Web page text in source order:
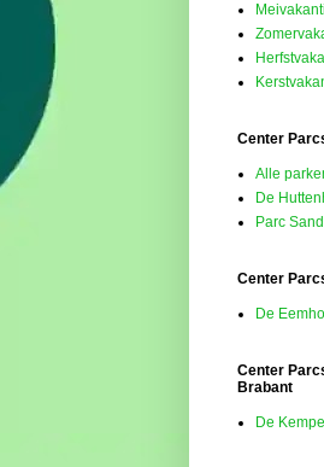
Center
Alle
De
Parc
Center
De
Center
Brabant
De